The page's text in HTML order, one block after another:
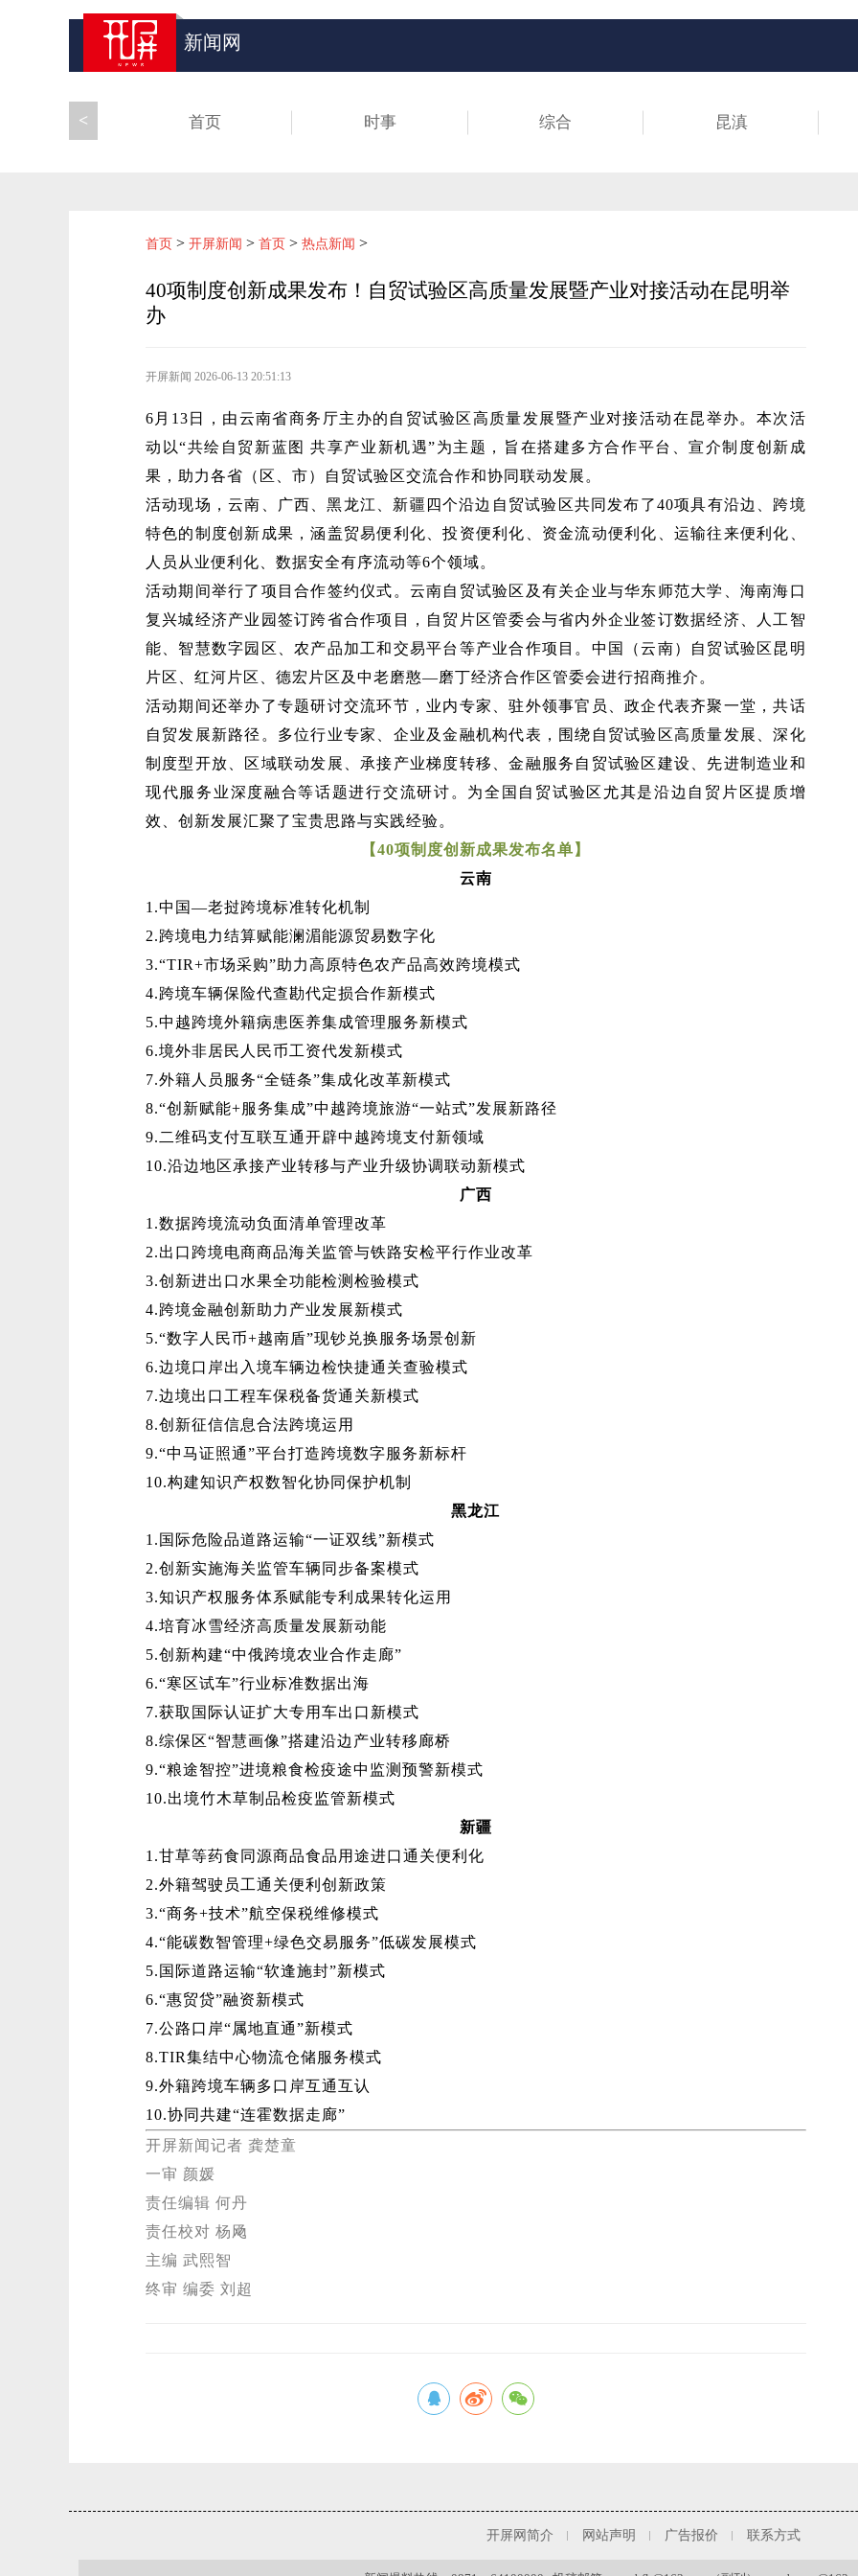
新闻网
首页 时事 综合 昆滇
<
首页 > 开屏新闻 > 首页 > 热点新闻 >
40项制度创新成果发布！自贸试验区高质量发展暨产业对接活动在昆明举
办
开屏新闻 2026-06-13 20:51:13
6月13日，由云南省商务厅主办的自贸试验区高质量发展暨产业对接活动在昆举办。本次活
动以“共绘自贸新蓝图 共享产业新机遇”为主题，旨在搭建多方合作平台、宣介制度创新成
果，助力各省（区、市）自贸试验区交流合作和协同联动发展。
活动现场，云南、广西、黑龙江、新疆四个沿边自贸试验区共同发布了40项具有沿边、跨境
特色的制度创新成果，涵盖贸易便利化、投资便利化、资金流动便利化、运输往来便利化、
人员从业便利化、数据安全有序流动等6个领域。
活动期间举行了项目合作签约仪式。云南自贸试验区及有关企业与华东师范大学、海南海口
复兴城经济产业园签订跨省合作项目，自贸片区管委会与省内外企业签订数据经济、人工智
能、智慧数字园区、农产品加工和交易平台等产业合作项目。中国（云南）自贸试验区昆明
片区、红河片区、德宏片区及中老磨憨—磨丁经济合作区管委会进行招商推介。
活动期间还举办了专题研讨交流环节，业内专家、驻外领事官员、政企代表齐聚一堂，共话
自贸发展新路径。多位行业专家、企业及金融机构代表，围绕自贸试验区高质量发展、深化
制度型开放、区域联动发展、承接产业梯度转移、金融服务自贸试验区建设、先进制造业和
现代服务业深度融合等话题进行交流研讨。为全国自贸试验区尤其是沿边自贸片区提质增
效、创新发展汇聚了宝贵思路与实践经验。
【40项制度创新成果发布名单】
云南
1.中国—老挝跨境标准转化机制
2.跨境电力结算赋能澜湄能源贸易数字化
3.“TIR+市场采购”助力高原特色农产品高效跨境模式
4.跨境车辆保险代查勘代定损合作新模式
5.中越跨境外籍病患医养集成管理服务新模式
6.境外非居民人民币工资代发新模式
7.外籍人员服务“全链条”集成化改革新模式
8.“创新赋能+服务集成”中越跨境旅游“一站式”发展新路径
9.二维码支付互联互通开辟中越跨境支付新领域
10.沿边地区承接产业转移与产业升级协调联动新模式
广西
1.数据跨境流动负面清单管理改革
2.出口跨境电商商品海关监管与铁路安检平行作业改革
3.创新进出口水果全功能检测检验模式
4.跨境金融创新助力产业发展新模式
5.“数字人民币+越南盾”现钞兑换服务场景创新
6.边境口岸出入境车辆边检快捷通关查验模式
7.边境出口工程车保税备货通关新模式
8.创新征信信息合法跨境运用
9.“中马证照通”平台打造跨境数字服务新标杆
10.构建知识产权数智化协同保护机制
黑龙江
1.国际危险品道路运输“一证双线”新模式
2.创新实施海关监管车辆同步备案模式
3.知识产权服务体系赋能专利成果转化运用
4.培育冰雪经济高质量发展新动能
5.创新构建“中俄跨境农业合作走廊”
6.“寒区试车”行业标准数据出海
7.获取国际认证扩大专用车出口新模式
8.综保区“智慧画像”搭建沿边产业转移廊桥
9.“粮途智控”进境粮食检疫途中监测预警新模式
10.出境竹木草制品检疫监管新模式
新疆
1.甘草等药食同源商品食品用途进口通关便利化
2.外籍驾驶员工通关便利创新政策
3.“商务+技术”航空保税维修模式
4.“能碳数智管理+绿色交易服务”低碳发展模式
5.国际道路运输“软逢施封”新模式
6.“惠贸贷”融资新模式
7.公路口岸“属地直通”新模式
8.TIR集结中心物流仓储服务模式
9.外籍跨境车辆多口岸互通互认
10.协同共建“连霍数据走廊”
开屏新闻记者 龚楚童
一审 颜媛
责任编辑 何丹
责任校对 杨飏
主编 武熙智
终审 编委 刘超
开屏网简介 网站声明 广告报价 联系方式